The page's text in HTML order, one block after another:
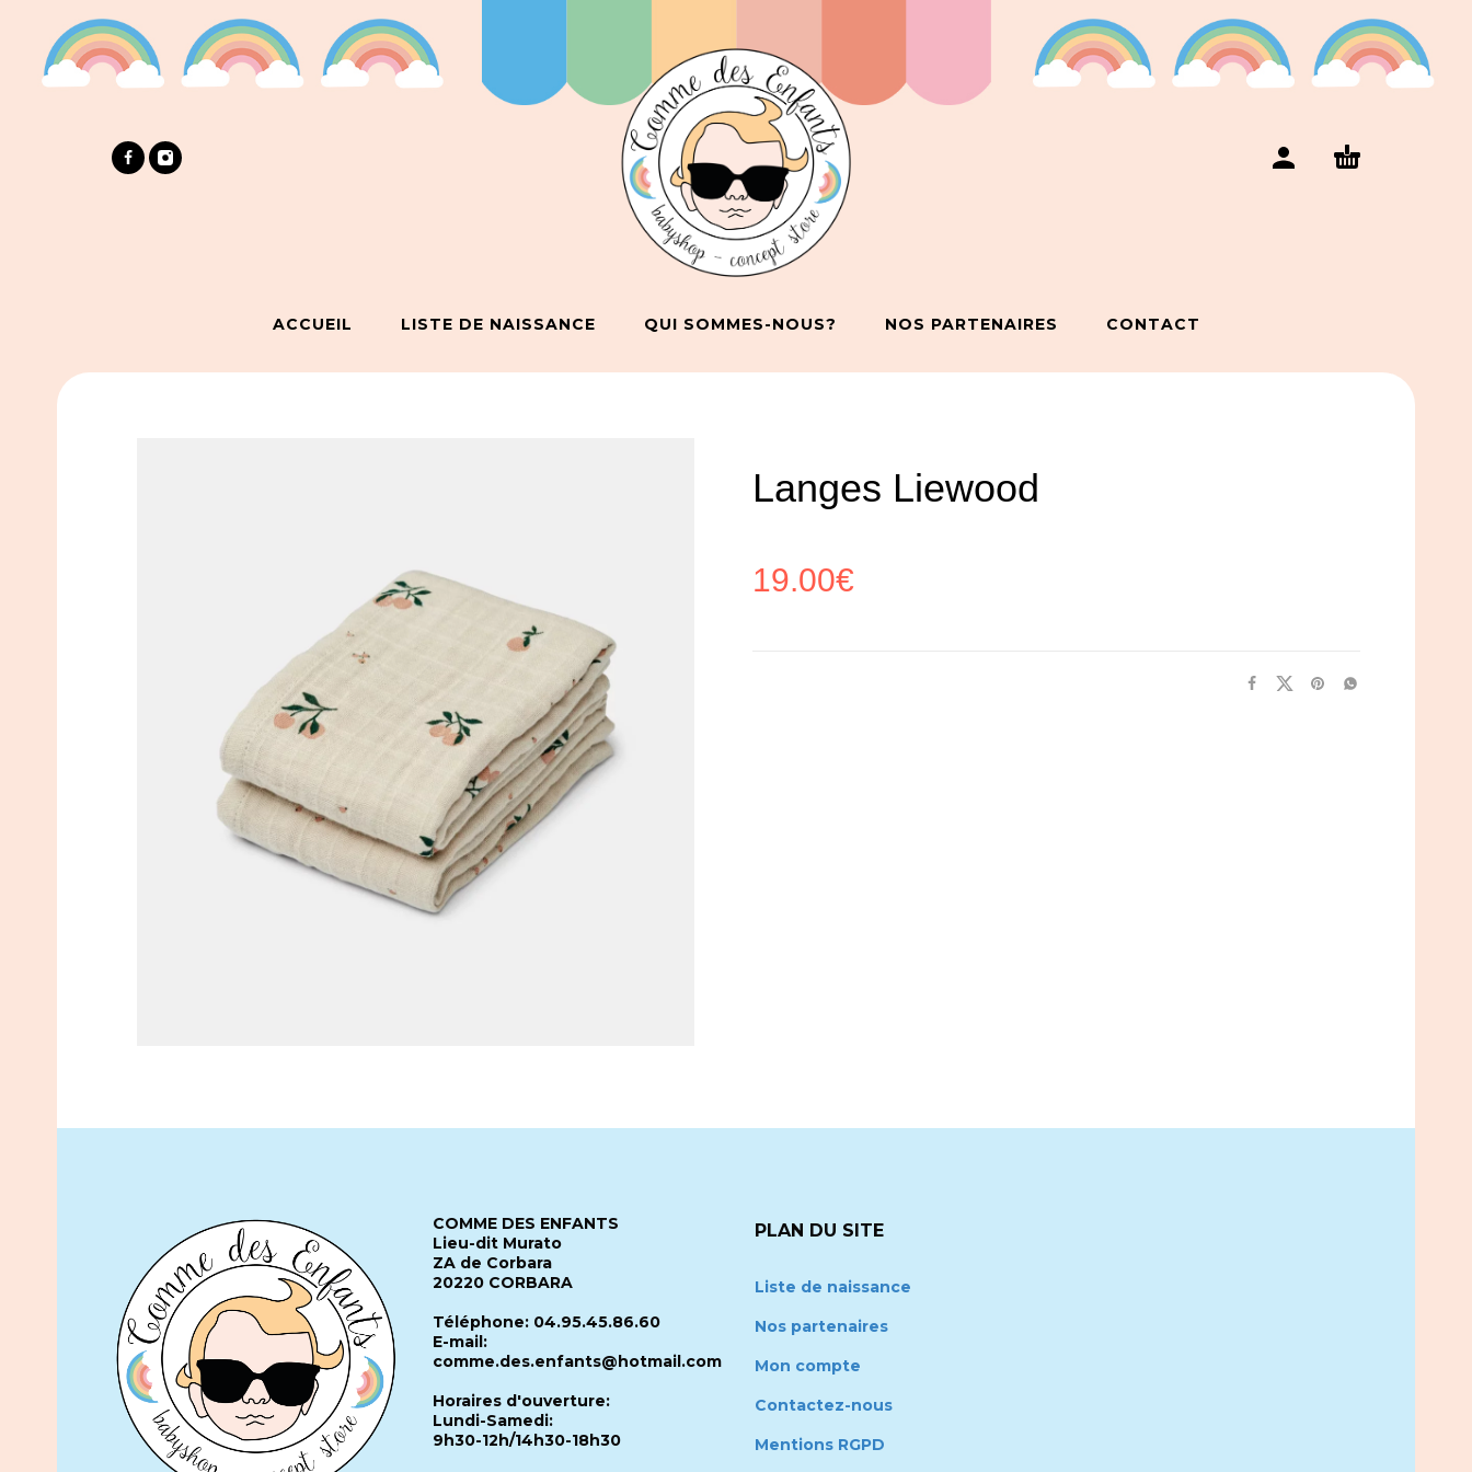
ACCUEIL LISTE DE NAISSANCE QUI SOMMES-NOUS? NOS PARTENAIRES CONTACT
Langes Liewood
19.00€
COMME DES ENFANTS
Lieu-dit Murato
ZA de Corbara
20220 CORBARA
Téléphone: 04.95.45.86.60
E-mail:
comme.des.enfants@hotmail.com
Horaires d'ouverture:
Lundi-Samedi:
9h30-12h/14h30-18h30
PLAN DU SITE
Liste de naissance
Nos partenaires
Mon compte
Contactez-nous
Mentions RGPD